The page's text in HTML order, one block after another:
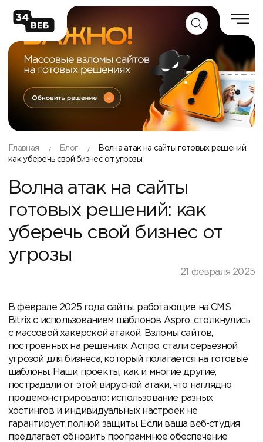
Главная Блог
Волна атак на сайты готовых решений:
как уберечь свой бизнес от угрозы
Волна атак на сайты
готовых решений: как
уберечь свой бизнес от
угрозы
21 февраля 2025
В феврале 2025 года сайты, работающие на CMS
Bitrix с использованием шаблонов Aspro, столкнулись
с массовой хакерской атакой. Взломы сайтов,
построенных на решениях Аспро, стали серьезной
угрозой для бизнеса, который полагается на готовые
шаблоны. Наши проекты, как и многие другие,
пострадали от этой вирусной атаки, что наглядно
продемонстрировало: использование разных
хостингов и индивидуальных настроек не
гарантирует полной защиты. Если ваша веб-студия
предлагает обновить программное обеспечение